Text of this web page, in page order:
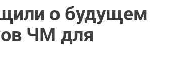
о будущем
ЧМ для